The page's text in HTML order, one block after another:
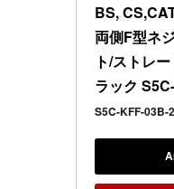
BS,
両側F型ネ
ト/ストレ
ラック
S5C-KFF-03B-